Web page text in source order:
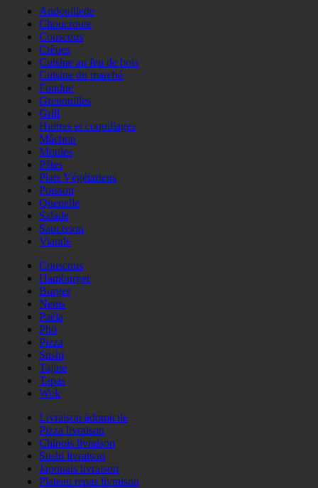
Andouillette
Choucroute
Couscous
Crêpes
Cuisine au feu de bois
Cuisine du marché
Fondue
Grenouilles
Grill
Huitres et coquillages
Mâchon
Moules
Pâtes
Plats Végétariens
Poisson
Quenelle
Salade
Saucisson
Viande
Couscous
Hamburger
Burger
Nems
Paëla
Phö
Pizza
Sushi
Tajine
Tapas
Wok
Livraison àdomicile
Pizza livraison
Chinois livraison
Sushi livraison
Japonais livraison
Plateau repas livraison